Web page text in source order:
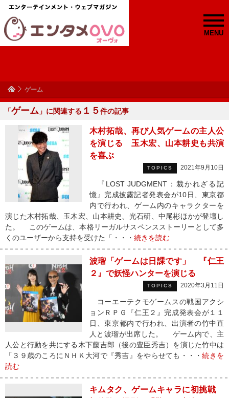
MENU
ゲーム
「ゲーム 」に関連する １５件の記事
木村拓哉、再び人気ゲームの主人公
を演じる 玉木宏、山本耕史も共演
を喜ぶ
TOPICS 2021年9月10日
『LOST JUDGMENT：裁かれざる記
憶』完成披露記者発表会が10日、東京都
内で行われ、ゲーム内のキャラクターを
演じた木村拓哉、玉木宏、山本耕史、光石研、中尾彬ほかが登壇し
た。 このゲームは、本格リーガルサスペンスストーリーとして多
くのユーザーから支持を受けた「・・・ 続きを読む
波瑠「ゲームは日課です」 『仁王
２』で妖怪ハンターを演じる
TOPICS 2020年3月11日
コーエーテクモゲームスの戦国アクシ
ョンＲＰＧ『仁王２』完成発表会が１１
日、東京都内で行われ、出演者の竹中直
人と波瑠が出席した。 ゲーム内で、主
人公と行動を共にする木下藤吉郎（後の豊臣秀吉）を演じた竹中は
「３９歳のころにＮＨＫ大河で『秀吉』をやらせても・・・続きを
読む
キムタク、ゲームキャラに初挑戦